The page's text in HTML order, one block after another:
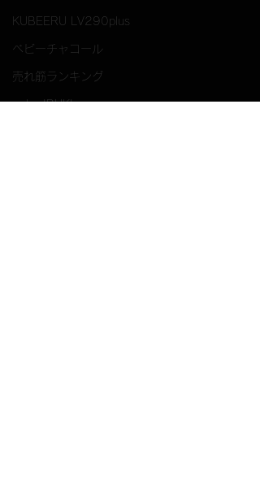
KUBEERU LV290plus
ベビーチャコール
売れ筋ランキング
color IBUKI